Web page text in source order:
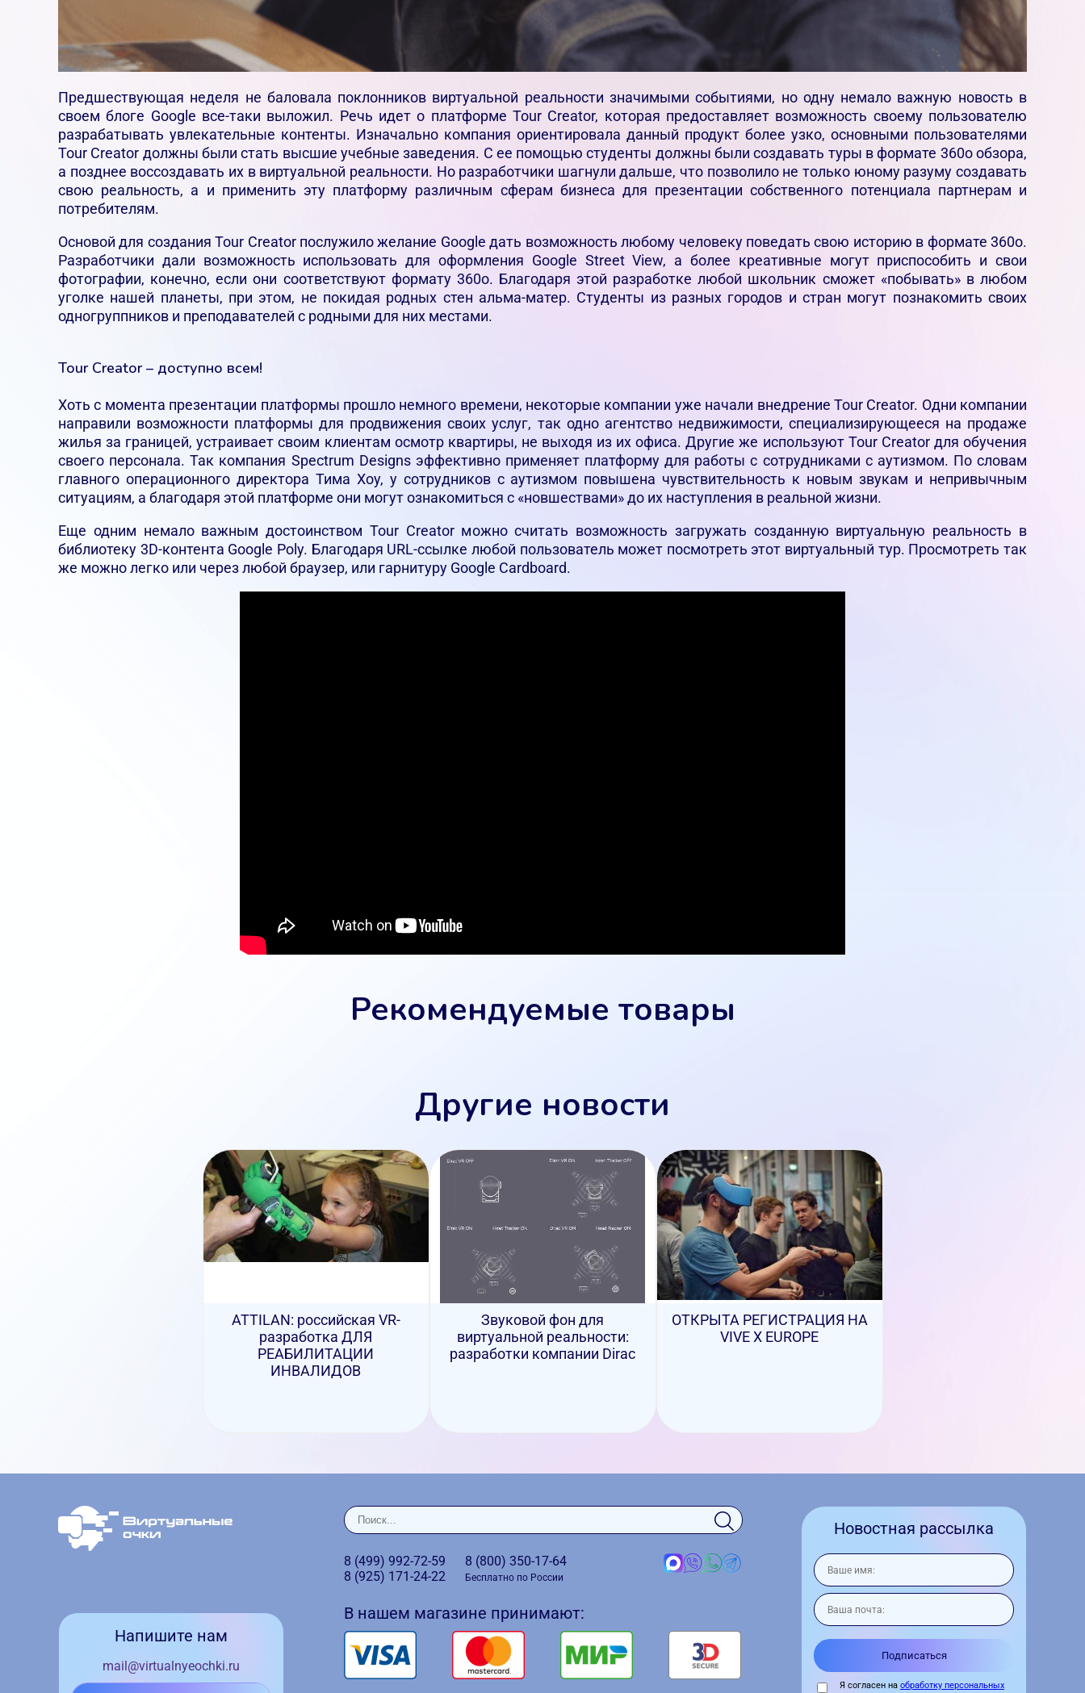
Предшествующая неделя не баловала поклонников виртуальной реальности значимыми событиями, но одну немало важную новость в
своем блоге Google все-таки выложил. Речь идет о платформе Tour Creator, которая предоставляет возможность своему пользователю
разрабатывать увлекательные контенты. Изначально компания ориентировала данный продукт более узко, основными пользователями
Tour Creator должны были стать высшие учебные заведения. С ее помощью студенты должны были создавать туры в формате 360о обзора,
а позднее воссоздавать их в виртуальной реальности. Но разработчики шагнули дальше, что позволило не только юному разуму создавать
свою реальность, а и применить эту платформу различным сферам бизнеса для презентации собственного потенциала партнерам и
потребителям.
Основой для создания Tour Creator послужило желание Google дать возможность любому человеку поведать свою историю в формате 360о.
Разработчики дали возможность использовать для оформления Google Street View, а более креативные могут приспособить и свои
фотографии, конечно, если они соответствуют формату 360о. Благодаря этой разработке любой школьник сможет «побывать» в любом
уголке нашей планеты, при этом, не покидая родных стен альма-матер. Студенты из разных городов и стран могут познакомить своих
одногруппников и преподавателей с родными для них местами.
Tour Creator – доступно всем!
Хоть с момента презентации платформы прошло немного времени, некоторые компании уже начали внедрение Tour Creator. Одни компании
направили возможности платформы для продвижения своих услуг, так одно агентство недвижимости, специализирующееся на продаже
жилья за границей, устраивает своим клиентам осмотр квартиры, не выходя из их офиса. Другие же используют Tour Creator для обучения
своего персонала. Так компания Spectrum Designs эффективно применяет платформу для работы с сотрудниками с аутизмом. По словам
главного операционного директора Тима Хоу, у сотрудников с аутизмом повышена чувствительность к новым звукам и непривычным
ситуациям, а благодаря этой платформе они могут ознакомиться с «новшествами» до их наступления в реальной жизни.
Еще одним немало важным достоинством Tour Creator можно считать возможность загружать созданную виртуальную реальность в
библиотеку 3D-контента Google Poly. Благодаря URL-ссылке любой пользователь может посмотреть этот виртуальный тур. Просмотреть так
же можно легко или через любой браузер, или гарнитуру Google Cardboard.
Рекомендуемые товары
Другие новости
ATTILAN: российская VR-
разработка ДЛЯ
РЕАБИЛИТАЦИИ
ИНВАЛИДОВ
Звуковой фон для
виртуальной реальности:
разработки компании Dirac
ОТКРЫТА РЕГИСТРАЦИЯ НА
VIVE X EUROPE
Напишите нам
mail@virtualnyeochki.ru
8 (499) 992-72-59
8 (925) 171-24-22
8 (800) 350-17-64
Бесплатно по России
В нашем магазине принимают:
Новостная рассылка
Я согласен на обработку персональных